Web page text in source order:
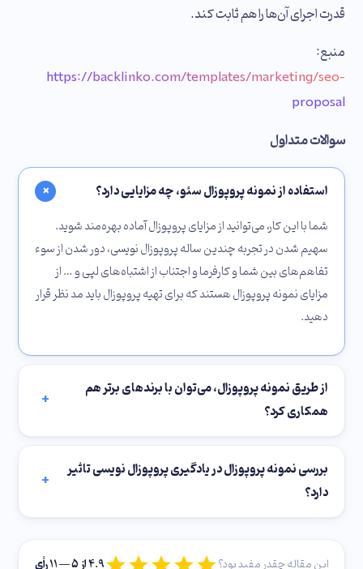
قدرت اجرای آن‌ها را هم ثابت کند.
منبع:
https://backlinko.com/templates/marketing/seo-
proposal
سوالات متداول
استفاده از نمونه پروپوزال سئو، چه مزایایی دارد؟ +
شما با این کار، می‌توانید از مزایای پروپوزال آماده بهره‌مند شوید.
سهیم شدن در تجربه چندین ساله پروپوزال نویسی، دور شدن از سوء
تفاهم‌های بین شما و کارفرما و اجتناب از اشتباه‌های لپی و … از
مزایای نمونه پروپوزال هستند که برای تهیه پروپوزال باید مد نظر قرار
دهید.
از طریق نمونه پروپوزال، می‌توان با برندهای برتر هم
همکاری کرد؟
+
بررسی نمونه پروپوزال در یادگیری پروپوزال نویسی تاثیر
دارد؟
+
این مقاله چقدر مفید بود؟ 4.9از ۵ — 11 رأی